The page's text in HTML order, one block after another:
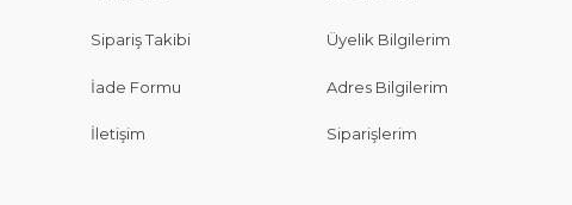
Sipariş Takibi
İade Formu
İletişim
Üyelik Bilgilerim
Adres Bilgilerim
Siparişlerim